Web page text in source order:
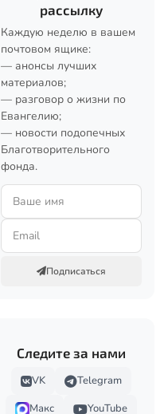
рассылку
Каждую неделю в вашем
почтовом ящике:
— анонсы лучших
материалов;
— разговор о жизни по
Евангелию;
— новости подопечных
Благотворительного
фонда.
Подписаться
Следите за нами
VK
Telegram
Макс
YouTube